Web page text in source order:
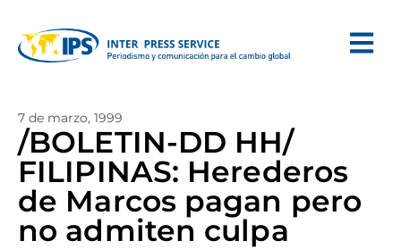
7 de marzo, 1999
/BOLETIN-DD HH/
FILIPINAS: Herederos
de Marcos pagan pero
no admiten culpa